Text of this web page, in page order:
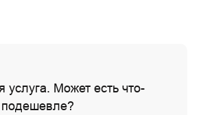
услуга. Может есть что-
подешевле?